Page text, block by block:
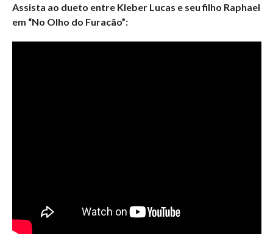
Assista ao dueto entre Kleber Lucas e seu filho Raphael
em “No Olho do Furacão”: